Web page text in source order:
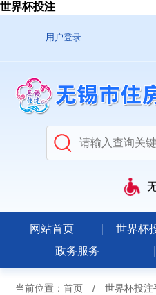
世界杯投注
用户登录
网站首页 世界杯
政务服务
当前位置： 首页 / 世界杯投注